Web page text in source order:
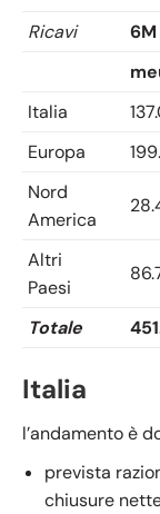
Ricavi
6M
Italia
Europa
Nord
America
Altri
Paesi
Totale
Italia
l’andamento è
prevista
chiusure